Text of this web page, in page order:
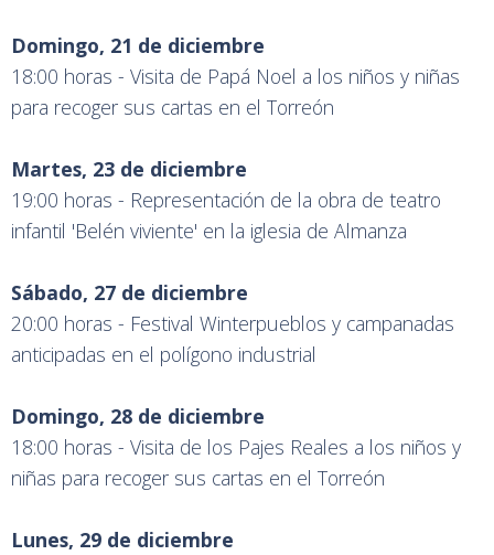
Domingo, 21 de diciembre
18:00 horas - Visita de Papá Noel a los niños y niñas
para recoger sus cartas en el Torreón
Martes, 23 de diciembre
19:00 horas - Representación de la obra de teatro
infantil 'Belén viviente' en la iglesia de Almanza
Sábado, 27 de diciembre
20:00 horas - Festival Winterpueblos y campanadas
anticipadas en el polígono industrial
Domingo, 28 de diciembre
18:00 horas - Visita de los Pajes Reales a los niños y
niñas para recoger sus cartas en el Torreón
Lunes, 29 de diciembre